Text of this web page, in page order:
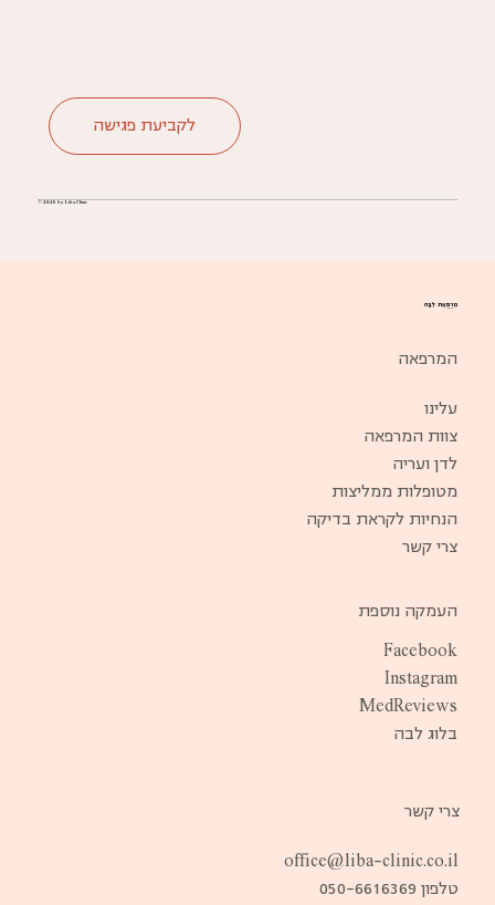
צרי קשר
office@liba-clinic.co.il
טלפון 050-6616369
העמקה נוספת
Facebook
Instagram
MedReviews
בלוג לבה
המרפאה
עלינו
צוות המרפאה
לדן ועריה
מטופלות ממליצות
הנחיות לקראת בדיקה
צרי קשר
מִרְפְּאַת לִבָּה
© 2025 by Liba Clinic
לקביעת פגישה